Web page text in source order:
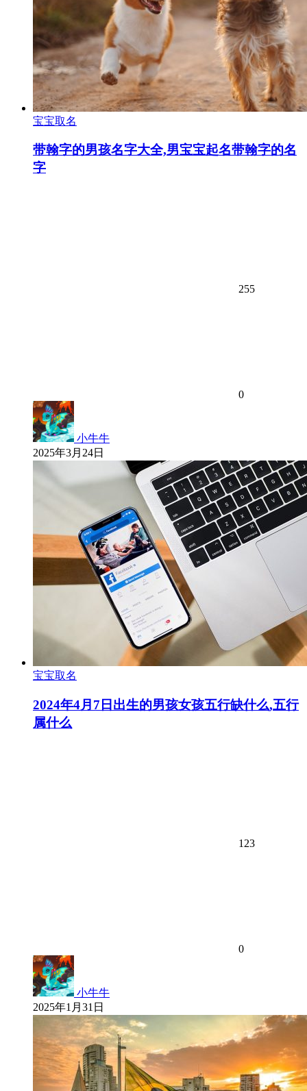
宝宝取名
带翰字的男孩名字大全,男宝宝起名带翰字的名
字
255
0
小牛牛
2025年3月24日
宝宝取名
2024年4月7日出生的男孩女孩五行缺什么,五行
属什么
123
0
小牛牛
2025年1月31日